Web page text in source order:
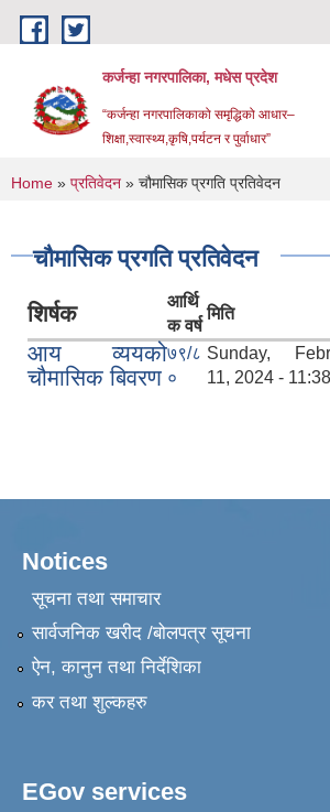
Skip to main content
कर्जन्हा नगरपालिका, मधेस प्रदेश
“कर्जन्हा नगरपालिकाको समृद्धिको आधार–
शिक्षा,स्वास्थ्य,कृषि,पर्यटन र पुर्वाधार”
You are here
Home » प्रतिवेदन » चौमासिक प्रगति प्रतिवेदन
चौमासिक प्रगति प्रतिवेदन
शिर्षक
आर्थि
क वर्ष
मिति
आय व्ययको
चौमासिक बिवरण
७९/८
०
Sunday,
11, 2024 - 11:38
Notices
सूचना तथा समाचार
सार्वजनिक खरीद /बोलपत्र सूचना
ऐन, कानुन तथा निर्देशिका
कर तथा शुल्कहरु
EGov services